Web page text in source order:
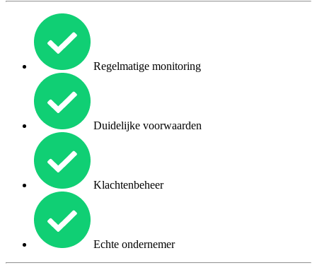
Regelmatige monitoring
Duidelijke voorwaarden
Klachtenbeheer
Echte ondernemer